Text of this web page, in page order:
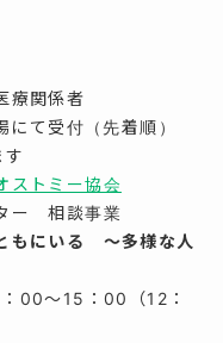
療関係者
て受付（先着順）
トミー協会
ー 相談事業
もにいる ～多様な人
00～15：00（12：